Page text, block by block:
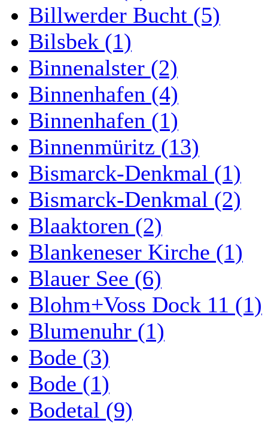
Billwerder Bucht (5)
Bilsbek (1)
Binnenalster (2)
Binnenhafen (4)
Binnenhafen (1)
Binnenmüritz (13)
Bismarck-Denkmal (1)
Bismarck-Denkmal (2)
Blaaktoren (2)
Blankeneser Kirche (1)
Blauer See (6)
Blohm+Voss Dock 11 (1)
Blumenuhr (1)
Bode (3)
Bode (1)
Bodetal (9)